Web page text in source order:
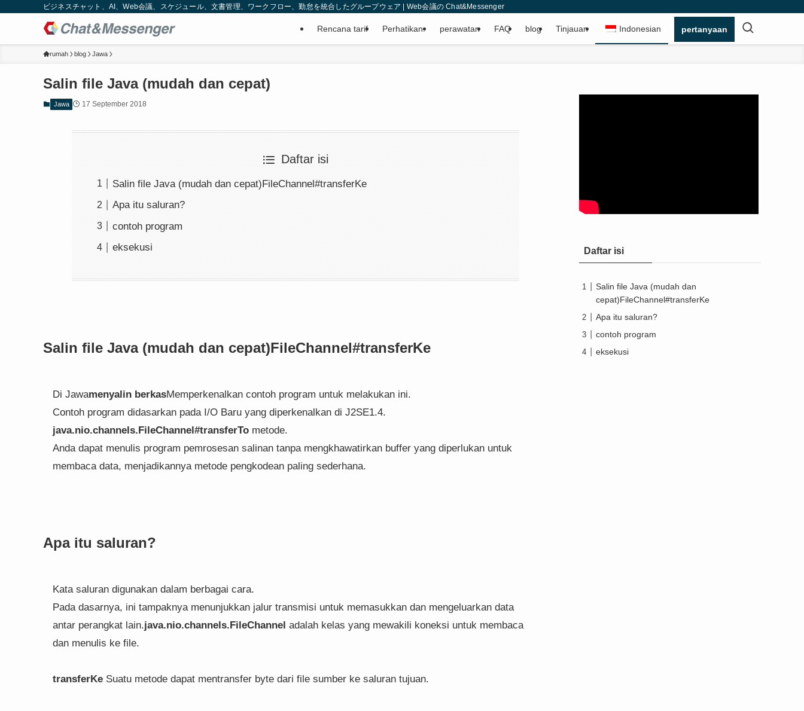
ビジネスチャット、AI、Web会議、スケジュール、文書管理、ワークフロー、勤怠を統合したグループウェア | Web会議の Chat&Messenger
Rencana tarif Perhatikan. perawatan FAQ blog Tinjauan Indonesian pertanyaan
rumah blog Jawa
Salin file Java (mudah dan cepat)
Jawa 17 September 2018
Daftar isi
Salin file Java (mudah dan cepat)FileChannel#transferKe
Apa itu saluran?
contoh program
eksekusi
Salin file Java (mudah dan cepat)FileChannel#transferKe
Di Jawamenyalin berkasMemperkenalkan contoh program untuk melakukan ini.
Contoh program didasarkan pada I/O Baru yang diperkenalkan di J2SE1.4.
java.nio.channels.FileChannel#transferTo metode.
Anda dapat menulis program pemrosesan salinan tanpa mengkhawatirkan buffer yang diperlukan untuk
membaca data, menjadikannya metode pengkodean paling sederhana.
Apa itu saluran?
Kata saluran digunakan dalam berbagai cara.
Pada dasarnya, ini tampaknya menunjukkan jalur transmisi untuk memasukkan dan mengeluarkan data
antar perangkat lain.java.nio.channels.FileChannel adalah kelas yang mewakili koneksi untuk membaca
dan menulis ke file.
transferKe Suatu metode dapat mentransfer byte dari file sumber ke saluran tujuan.
Daftar isi
Salin file Java (mudah dan
cepat)FileChannel#transferKe
Apa itu saluran?
contoh program
eksekusi